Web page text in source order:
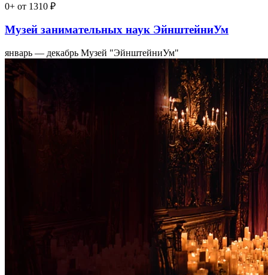
0+ от 1310 ₽
Музей занимательных наук ЭйнштейниУм
январь — декабрь Музей "ЭйнштейниУм"